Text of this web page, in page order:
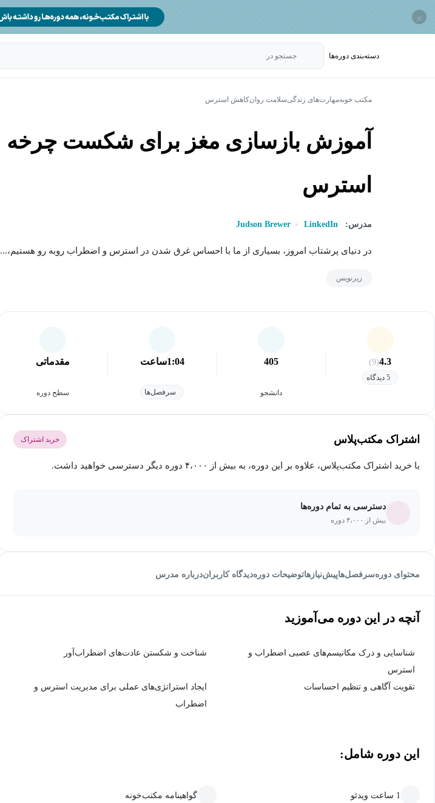
×
دسته‌بندی‌ دوره‌ها جستجو در
مکتب خونهمهارت‌های زندگیسلامت روانکاهش استرس
آموزش بازسازی مغز برای شکست چرخه
استرس
مدرس: LinkedIn
Judson Brewer
در دنیای پرشتاب امروز، بسیاری از ما با احساس غرق شدن در استرس و اضطراب روبه رو هستیم،...
زیرنویس
4.3
(9)
5 دیدگاه
405
دانشجو
1:04ساعت
سرفصل‌ها
مقدماتی
سطح دوره
اشتراک مکتب‌پلاس خرید اشتراک
با خرید اشتراک مکتب‌پلاس، علاوه بر این دوره، به بیش از ۴،۰۰۰ دوره دیگر دسترسی خواهید داشت.
دسترسی به تمام دوره‌ها
بیش از ۴،۰۰۰ دوره
محتوای دورهسرفصل‌هاپیش‌نیاز‌هاتوضیحات دورهدیدگاه کاربراندرباره مدرس
آنچه در این دوره می‌آموزید
شناسایی و درک مکانیسم‌های عصبی اضطراب و
استرس
شناخت و شکستن عادت‌های اضطراب‌آور
تقویت آگاهی و تنظیم احساسات
ایجاد استراتژی‌های عملی برای مدیریت استرس و
اضطراب
این دوره شامل:
1 ساعت ویدئو گواهینامه مکتب‌خونه